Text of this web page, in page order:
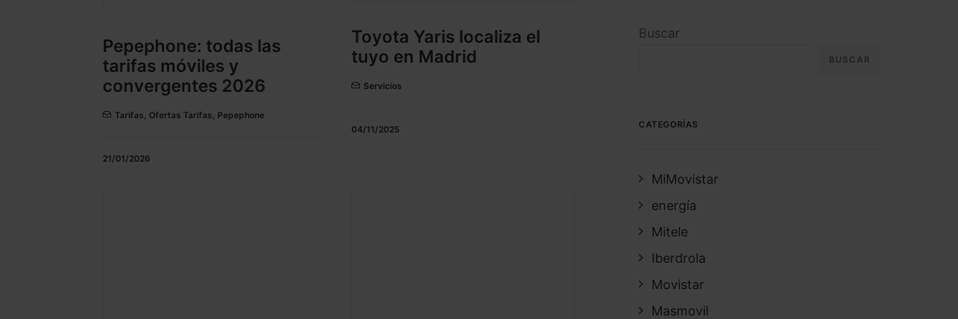
Pepephone: todas las
tarifas móviles y
convergentes 2026
Tarifas, Ofertas Tarifas, Pepephone
21/01/2026
Toyota Yaris localiza el
tuyo en Madrid
Servicios
04/11/2025
Buscar
BUSCAR
CATEGORÍAS
MiMovistar
energía
Mitele
Iberdrola
Movistar
Masmovil